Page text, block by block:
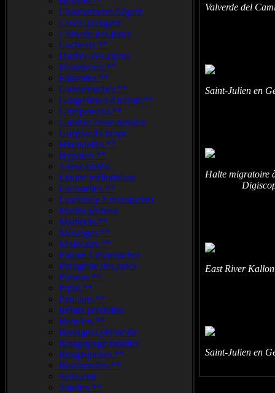
Chardonneret.élégant
Cincle.plongeur
Cisticole.des.joncs
Cochevis.**
Durbec.des.sapins
Etourneaux.**
Fauvettes.**
Gobemouches.**
Gorgebleues.à.miroir.**
Grimpereaux.**
Grosbec.casse.noyaux
Guêpier.d'Europe
Hirondelles.**
Hypolaïs.**
Jaseur-boréal
Linotte.méliodieuse
Locustelles.**
Lusciniole.à.moustaches
Martin.pêcheur
Martinets.**
Mésanges.**
Moineaux.**
Panure.à.moustaches
Phragmite.des.joncs
Pinsons **
Pipits.**
Pouillots.**
Rémiz.penduline
Roitelets.**
Rossignol.philomèle
Rougegorge.familier
Rougequeues.**
Rousserolles.**
Serin.cini
Sittelles.**
Valverde del
Saint-Julien en
Halte
East River
Saint-Julien en